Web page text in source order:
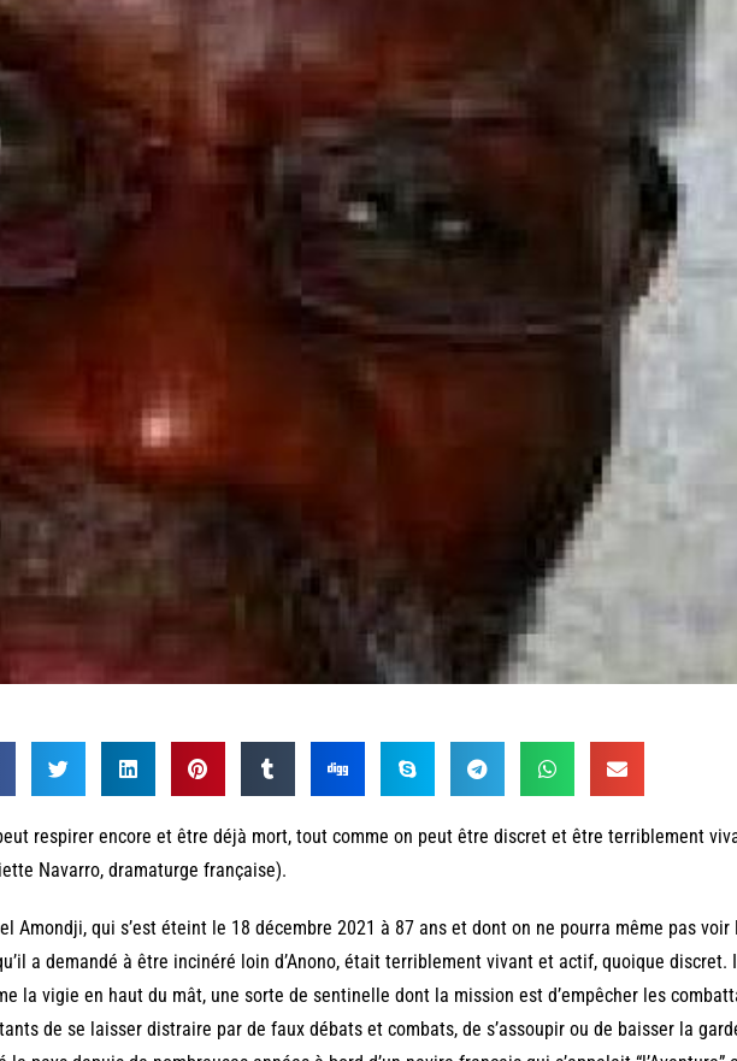
respirer encore et être déjà mort, tout comme on peut être discret et être terriblement
Navarro, dramaturge française).
Amondji, qui s’est éteint le 18 décembre 2021 à 87 ans et dont on ne pourra même pas voir
a demandé à être incinéré loin d’Anono, était terriblement vivant et actif, quoique discret.
la vigie en haut du mât, une sorte de sentinelle dont la mission est d’empêcher les
de se laisser distraire par de faux débats et combats, de s’assoupir ou de baisser la